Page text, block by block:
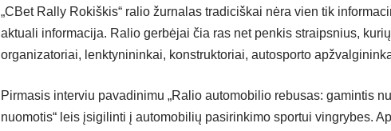
„CBet Rally Rokiškis“ ralio žurnalas tradiciškai nėra vien tik
aktuali informacija. Ralio gerbėjai čia ras net penkis straipsnius,
organizatoriai, lenktynininkai, konstruktoriai, autosporto
Pirmasis interviu pavadinimu „Ralio automobilio rebusas: gamintis
nuomotis“ leis įsigilinti į automobilių pasirinkimo sportui vingrybes.